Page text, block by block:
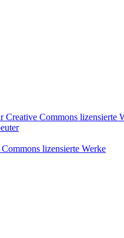
Creative Commons lizensierte
lizensierte Werke